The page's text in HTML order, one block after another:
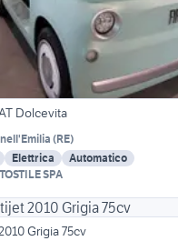
Dolcevita
(RE)
Elettrica
Automatico
SPA
Grigia 75cv